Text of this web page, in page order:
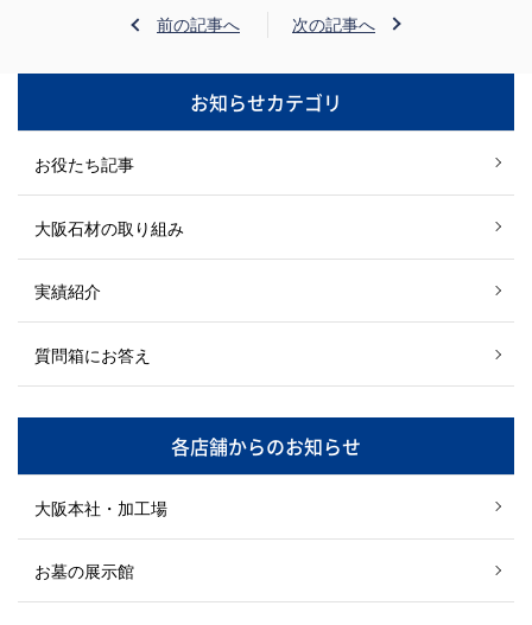
前の記事へ 次の記事へ
お知らせカテゴリ
お役たち記事
大阪石材の取り組み
実績紹介
質問箱にお答え
各店舗からのお知らせ
大阪本社・加工場
お墓の展示館